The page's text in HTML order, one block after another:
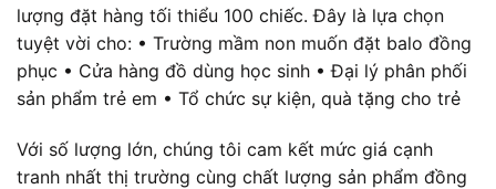
lượng đặt hàng tối thiểu 100 chiếc. Đây là lựa chọn
tuyệt vời cho: • Trường mầm non muốn đặt balo đồng
phục • Cửa hàng đồ dùng học sinh • Đại lý phân phối
sản phẩm trẻ em • Tổ chức sự kiện, quà tặng cho trẻ
Với số lượng lớn, chúng tôi cam kết mức giá cạnh
tranh nhất thị trường cùng chất lượng sản phẩm đồng